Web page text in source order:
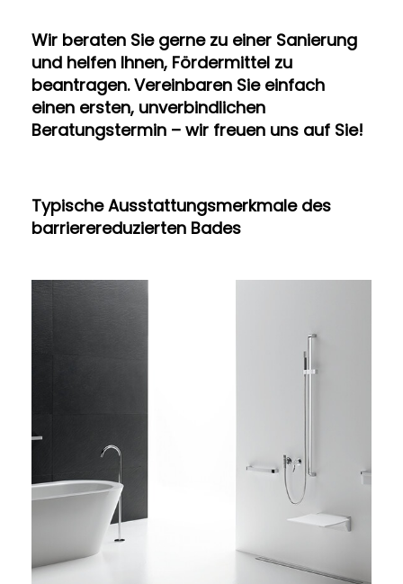
Wir beraten Sie gerne zu einer Sanierung
und helfen Ihnen, Fördermittel zu
beantragen. Vereinbaren Sie einfach
einen ersten, unverbindlichen
Beratungstermin – wir freuen uns auf Sie!
Typische Ausstattungsmerkmale des
barrierereduzierten Bades